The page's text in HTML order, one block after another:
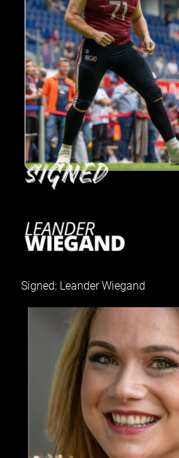
Signed: Leander Wiegand